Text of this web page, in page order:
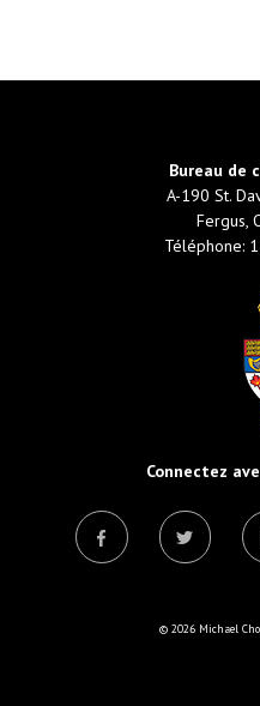
Bureau de
A-190 St.
Fergus,
Téléphone:
Connectez
© 2026 Michael